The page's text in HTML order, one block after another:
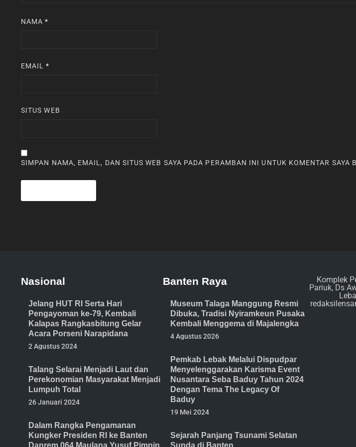
NAMA*
EMAIL*
SITUS WEB
SIMPAN NAMA, EMAIL, DAN SITUS WEB SAYA PADA PERAMBAN INI UNTUK KOMENTAR SAYA
Nasional
Jelang HUT RI Serta Hari
Pengayoman ke-79, Kembali
Kalapas Rangkasbitung Gelar
Acara Porseni Narapidana
2 Agustus 2024
Talang Selarai Menjadi Laut dan
Perekonomian Masyarakat Menjadi
Lumpuh Total
26 Januari 2024
Dalam Rangka Pengamanan
Kungker Presiden RI ke Banten
Danrem 064 Maulana Yusuf Pimpin
Banten Raya
Museum Talaga Manggung Resmi
Dibuka, Tradisi Nyiramkeun Pusaka
Kembali Menggema di Majalengka
4 Agustus 2026
Pemkab Lebak Melalui Dispudpar
Menyelenggarakan Karisma Event
Nusantara Seba Baduy Tahun 2024
Dengan Tema The Legacy Of
Baduy
19 Mei 2024
Sejarah Panjang Tsunami Selatan
Sunda di Banten
Komplek
Pariuk, Ds